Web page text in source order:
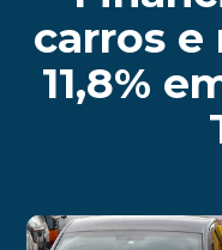
carros e
11,8%